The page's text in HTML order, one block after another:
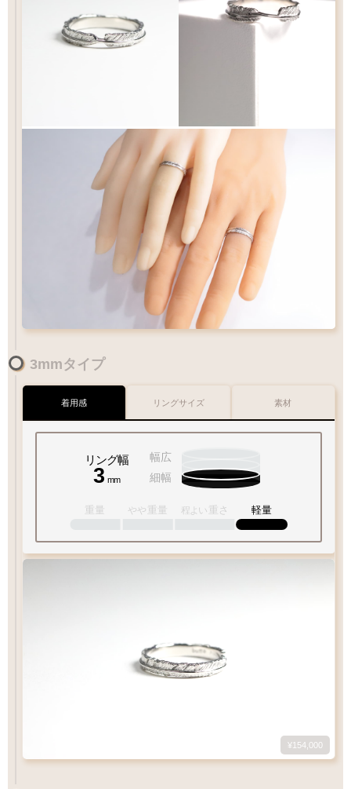
3mmタイプ
着用感
リング幅
3 mm
幅広
細幅
重量 やや 重量 程よい 重さ 軽量
¥154,000
リングサイズ 素材